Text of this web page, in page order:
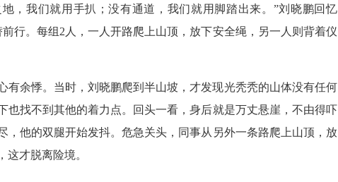
，我们就用手扒；没有通道，我们就用脚踏出来。”刘晓鹏回忆
行。每组2人，一人开路爬上山顶，放下安全绳，另一人则背着仪
有余悸。当时，刘晓鹏爬到半山坡，才发现光秃秃的山体没有任何
也找不到其他的着力点。回头一看，身后就是万丈悬崖，不由得吓
，他的双腿开始发抖。危急关头，同事从另外一条路爬上山顶，放
这才脱离险境。